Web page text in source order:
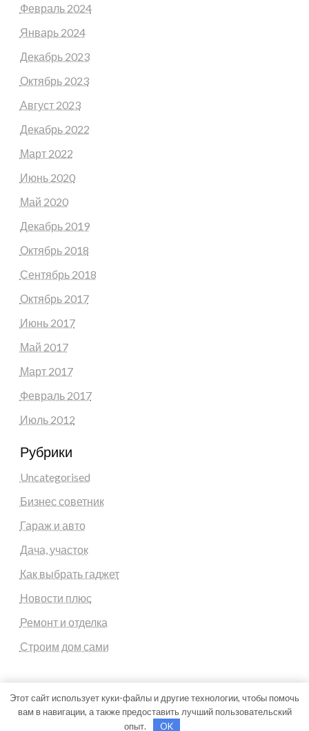
Февраль 2024
Январь 2024
Декабрь 2023
Октябрь 2023
Август 2023
Декабрь 2022
Март 2022
Июнь 2020
Май 2020
Декабрь 2019
Октябрь 2018
Сентябрь 2018
Октябрь 2017
Июнь 2017
Май 2017
Март 2017
Февраль 2017
Июль 2012
Рубрики
Uncategorised
Бизнес советник
Гараж и авто
Дача, участок
Как выбрать гаджет
Новости плюс
Ремонт и отделка
Строим дом сами
Theme by Silk Themes
Этот сайт использует куки-файлы и другие технологии, чтобы помочь
вам в навигации, а также предоставить лучший пользовательский
опыт.
OK